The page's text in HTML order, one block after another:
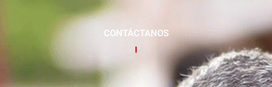
CONTÁCTANOS